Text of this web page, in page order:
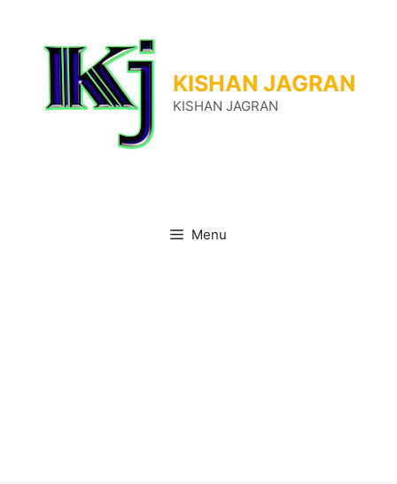
content
KISHAN JAGRAN
KISHAN JAGRAN
Menu